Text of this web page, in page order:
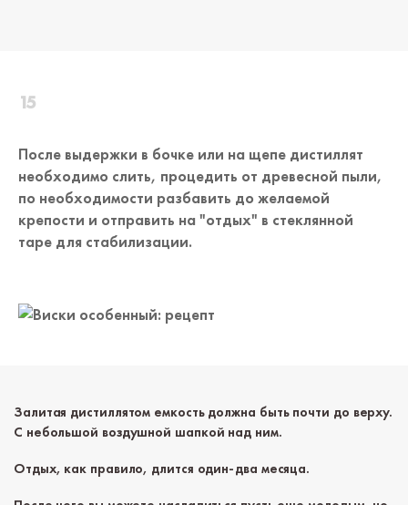
После выдержки в бочке или на щепе дистиллят
необходимо слить, процедить от древесной пыли,
по необходимости разбавить до желаемой
крепости и отправить на "отдых" в стеклянной
таре для стабилизации.
Залитая дистиллятом емкость должна быть почти до верху.
С небольшой воздушной шапкой над ним.
Отдых, как правило, длится один-два месяца.